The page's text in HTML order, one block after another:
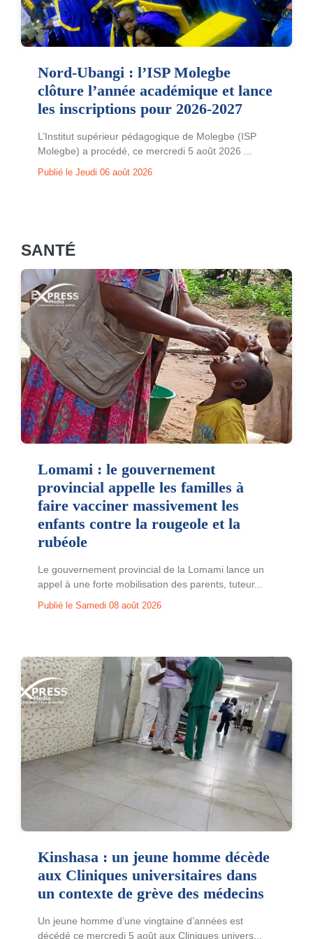
Nord-Ubangi : l’ISP Molegbe
clôture l’année académique et lance
les inscriptions pour 2026-2027
L’Institut supérieur pédagogique de Molegbe (ISP
Molegbe) a procédé, ce mercredi 5 août 2026 ...
Publié le Jeudi 06 août 2026
SANTÉ
Lomami : le gouvernement
provincial appelle les familles à
faire vacciner massivement les
enfants contre la rougeole et la
rubéole
Le gouvernement provincial de la Lomami lance un
appel à une forte mobilisation des parents, tuteur...
Publié le Samedi 08 août 2026
Kinshasa : un jeune homme décède
aux Cliniques universitaires dans
un contexte de grève des médecins
Un jeune homme d’une vingtaine d’années est
décédé ce mercredi 5 août aux Cliniques univers...